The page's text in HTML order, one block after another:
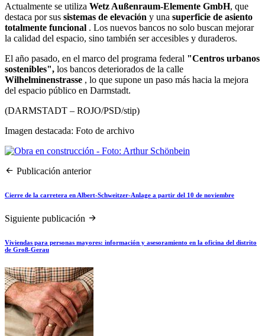
Actualmente se utiliza Wetz Außenraum-Elemente GmbH, que
destaca por sus sistemas de elevación y una superficie de asiento
totalmente funcional . Los nuevos bancos no solo buscan mejorar
la calidad del espacio, sino también ser accesibles y duraderos.
El año pasado, en el marco del programa federal "Centros urbanos
sostenibles", los bancos deteriorados de la calle
Wilhelminenstrasse , lo que supone un paso más hacia la mejora
del espacio público en Darmstadt.
(DARMSTADT – ROJO/PSD/stip)
Imagen destacada: Foto de archivo
Publicación anterior
Cierre de la carretera en Albert-Schweitzer-Anlage a partir del 10 de noviembre
Siguiente publicación
Viviendas para personas mayores: información y asesoramiento en la oficina del distrito
de Groß-Gerau